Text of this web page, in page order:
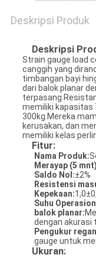
Deskripsi Produk
Deskripsi
Strain gauge load
canggih yang
timbangan bayi
dari balok planar
memiliki kapasitas
300kg.Mereka
kerusakan, dan
memiliki kelas
Fitur:
Nama Produk:
Merayap (5
Saldo Nol:±2%
Resistensi
Kepekaan:
Suhu
balok planar:
dengan akurasi
Pengukur
gauge untuk
Ukuran: